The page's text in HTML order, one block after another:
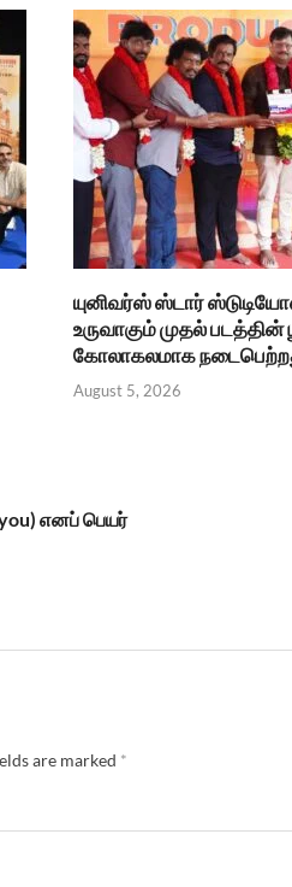
யுனிவர்ஸ் ஸ்டார்
உருவாகும் முதல் படத்தின்
கோலாகலமாக
August 5, 2026
எனப் பெயர்
are marked *